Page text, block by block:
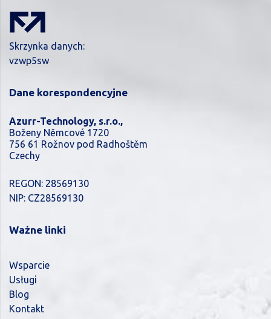
Skrzynka danych:
vzwp5sw
Dane korespondencyjne
Azurr-Technology, s.r.o.,
Boženy Němcové 1720
756 61 Rožnov pod Radhoštěm
Czechy
REGON: 28569130
NIP: CZ28569130
Ważne linki
Wsparcie
Usługi
Blog
Kontakt